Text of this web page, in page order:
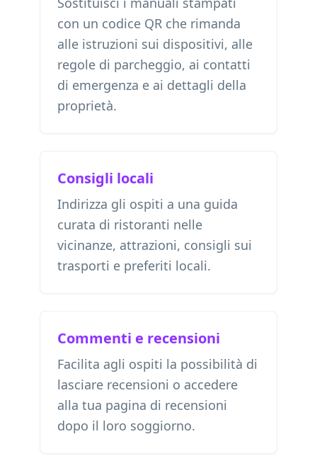
con un codice QR che rimanda
alle istruzioni sui dispositivi, alle
regole di parcheggio, ai contatti
di emergenza e ai dettagli della
proprietà.
Consigli locali
Indirizza gli ospiti a una guida
curata di ristoranti nelle
vicinanze, attrazioni, consigli sui
trasporti e preferiti locali.
Commenti e recensioni
Facilita agli ospiti la possibilità di
lasciare recensioni o accedere
alla tua pagina di recensioni
dopo il loro soggiorno.